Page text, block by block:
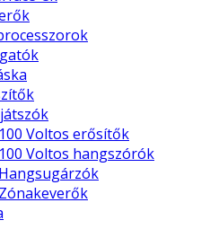
100 Voltos erősítők
100 Voltos hangszórók
Hangsugárzók
Zónakeverők